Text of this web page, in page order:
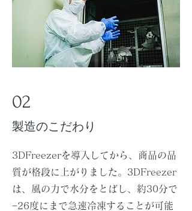
02
製造のこだわり
3DFreezerを導入してから、商品の品
質が格段に上がりました。3DFreezer
は、風の力で水分をとばし、約30分で
−26度にまで急速冷凍することが可能